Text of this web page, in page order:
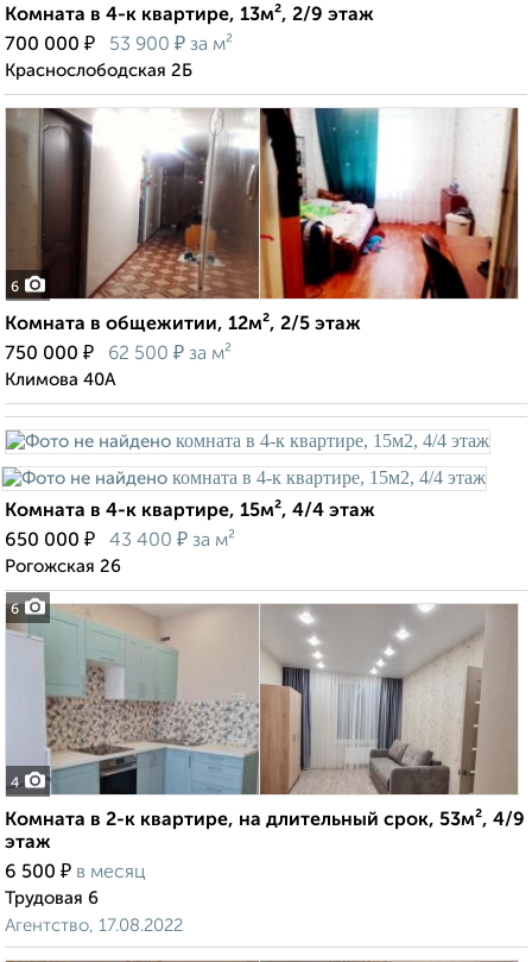
Комната в 4-к квартире, 13м², 2/9 этаж
700 000 ₽ 53 900 ₽ за м²
Краснослободская 2Б
6
Комната в общежитии, 12м², 2/5 этаж
750 000 ₽ 62 500 ₽ за м²
Климова 40А
6
Комната в 4-к квартире, 15м², 4/4 этаж
650 000 ₽ 43 400 ₽ за м²
Рогожская 26
4
Комната в 2-к квартире, на длительный срок, 53м², 4/9
этаж
6 500 ₽ в месяц
Трудовая 6
Агентство, 17.08.2022